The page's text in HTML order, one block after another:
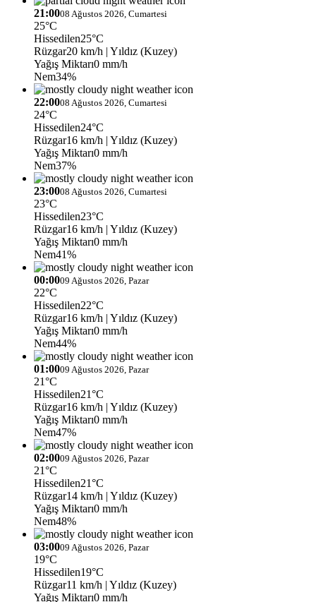
21:0008 Ağustos 2026, Cumartesi
25°C
Hissedilen25°C
Rüzgar20 km/h | Yıldız (Kuzey)
Yağış Miktarı0 mm/h
Nem34%
22:0008 Ağustos 2026, Cumartesi
24°C
Hissedilen24°C
Rüzgar16 km/h | Yıldız (Kuzey)
Yağış Miktarı0 mm/h
Nem37%
23:0008 Ağustos 2026, Cumartesi
23°C
Hissedilen23°C
Rüzgar16 km/h | Yıldız (Kuzey)
Yağış Miktarı0 mm/h
Nem41%
00:0009 Ağustos 2026, Pazar
22°C
Hissedilen22°C
Rüzgar16 km/h | Yıldız (Kuzey)
Yağış Miktarı0 mm/h
Nem44%
01:0009 Ağustos 2026, Pazar
21°C
Hissedilen21°C
Rüzgar16 km/h | Yıldız (Kuzey)
Yağış Miktarı0 mm/h
Nem47%
02:0009 Ağustos 2026, Pazar
21°C
Hissedilen21°C
Rüzgar14 km/h | Yıldız (Kuzey)
Yağış Miktarı0 mm/h
Nem48%
03:0009 Ağustos 2026, Pazar
19°C
Hissedilen19°C
Rüzgar11 km/h | Yıldız (Kuzey)
Yağış Miktarı0 mm/h